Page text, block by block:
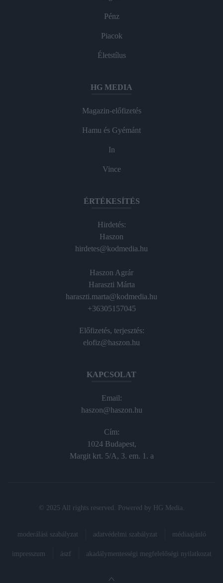
Pénz
Piacok
Életstílus
HG MEDIA
Magazin-előfizetés
Hamu és Gyémánt
In
Vince
ÉRTÉKESÍTÉS
Hirdetés:
Haszon
hirdetes@kodmedia.hu
Haszon Agrár
Haraszti Márta
haraszti.marta@kodmedia.hu
+36305157045
Előfizetés, terjesztés:
elofiz@haszon.hu
KAPCSOLAT
Email:
haszon@haszon.hu
Cím:
1024 Budapest,
Margit krt. 5/A, 3. em. 1. a
© 2025 All rights reserved. Powered by HG Media
moderálási szabályzat adatvédelmi szabályzat médiaajánló
impresszum ászf akadálymentességi megfelelőségi nyilatkozat